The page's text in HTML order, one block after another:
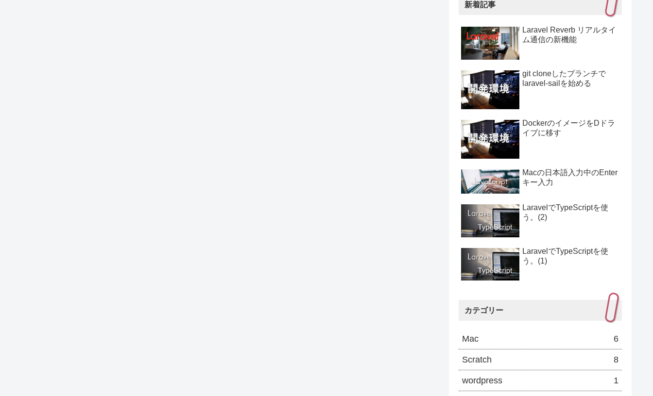
新着記事
Laravel Reverb リアルタイ
ム通信の新機能
git cloneしたブランチで
laravel-sailを始める
DockerのイメージをDドラ
イブに移す
Macの日本語入力中のEnter
キー入力
LaravelでTypeScriptを使
う。(2)
LaravelでTypeScriptを使
う。(1)
カテゴリー
Mac 6
Scratch 8
wordpress 1